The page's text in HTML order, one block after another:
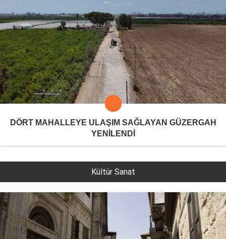
DÖRT MAHALLEYE ULAŞIM SAĞLAYAN GÜZERGAH
YENİLENDİ
Kültür Sanat